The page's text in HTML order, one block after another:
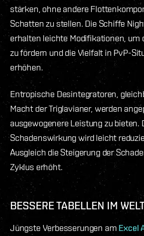
stärken, ohne andere
Schatten zu stellen. Die Schiffe
erhalten leichte Modifikationen, um
zu fördern und die Vielfalt in PvP-
erhöhen.
Entropische Desintegratoren,
Macht der Triglavianer, werden
ausgewogenere Leistung zu bieten.
Schadenswirkung wird leicht
Ausgleich die Steigerung der
Zyklus erhöht.
BESSERE TABELLEN IM
Jüngste Verbesserungen am Excel